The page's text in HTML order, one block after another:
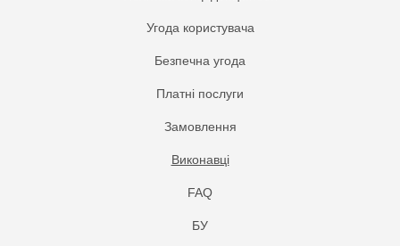
Угода користувача
Безпечна угода
Платнi послуги
Замовлення
Виконавці
FAQ
БУ